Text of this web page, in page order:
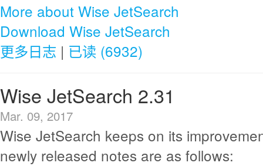
More about Wise JetSearch
Download Wise JetSearch
更多日志 | 已读 (6932)
Wise JetSearch 2.31
Mar. 09, 2017
Wise JetSearch keeps on its
newly released notes are as follows: